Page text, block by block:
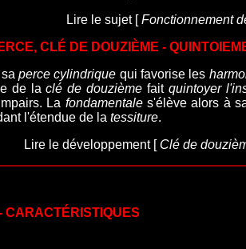
Lire le sujet [Fonctionnement
CLÉ DE DOUZIÈME -
saperce cylindrique qui favorise les
de laclé de douzième fait quintoyer
La fondamentale s'élève alors à
l'étendue de la tessiture.
Lire le développement [ Clé de
CARACTÉRISTIQUES